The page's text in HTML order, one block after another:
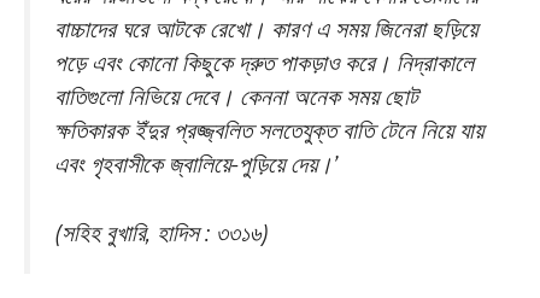
বাচ্চাদের ঘরে আটকে রেখো। কারণ এ সময় জিনেরা ছড়িয়ে
পড়ে এবং কোনো কিছুকে দ্রুত পাকড়াও করে। নিদ্রাকালে
বাতিগুলো নিভিয়ে দেবে। কেননা অনেক সময় ছোট
ক্ষতিকারক ইঁদুর প্রজ্জ্বলিত সলতেযুক্ত বাতি টেনে নিয়ে যায়
এবং গৃহবাসীকে জ্বালিয়ে-পুড়িয়ে দেয়।’
(সহিহ বুখারি, হাদিস : ৩৩১৬)